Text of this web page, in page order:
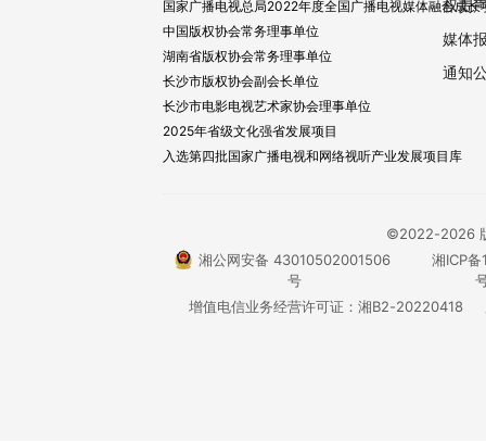
国家广播电视总局2022年度全国广播电视媒体融合成长
中国版权协会常务理事单位
湖南省版权协会常务理事单位
长沙市版权协会副会长单位
长沙市电影电视艺术家协会理事单位
2025年省级文化强省发展项目
入选第四批国家广播电视和网络视听产业发展项目库
权责
媒体
通知
©2022-2026
湘公网安备 43010502001506
号
湘ICP
增值电信业务经营许可证：湘B2-20220418